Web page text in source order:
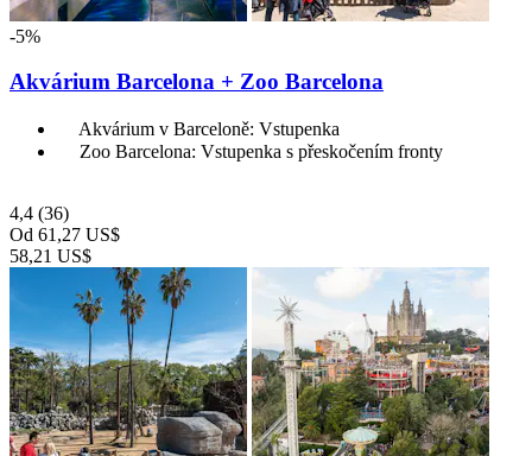
-5%
Akvárium Barcelona + Zoo Barcelona
Akvárium v Barceloně: Vstupenka
Zoo Barcelona: Vstupenka s přeskočením fronty
4,4 (36)
Od 61,27 US$
58,21 US$